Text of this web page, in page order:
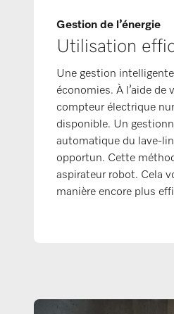
Gestion de l’énergie
Utilisation
Une gestion
économies. À l’aide
compteur électrique
disponible. Un
automatique du lave-
opportun. Cette
aspirateur robot. Cela
manière encore plus